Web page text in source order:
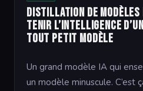
Distillation de modèles
tenir l’intelligence
tout petit modèle
Un grand modèle IA qui
un modèle minuscule. C’est